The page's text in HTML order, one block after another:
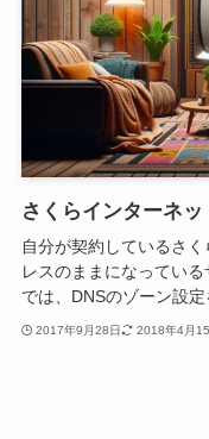
さくらインターネ
自分が契約しているさ
レスのままになってい
では、DNSのゾーン設
2017年9月28日 2018年4月